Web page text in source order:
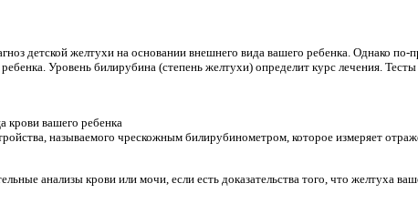
детской желтухи на основании внешнего вида вашего ребенка. Однако
Уровень билирубина (степень желтухи) определит курс лечения.
крови вашего ребенка
называемого чрескожным билирубинометром, которое измеряет
анализы крови или мочи, если есть доказательства того, что желтуха